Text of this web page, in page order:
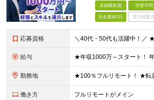
未経験歓迎 学歴不問
完全週休2日 賞与複数月
応募資格
給与
勤務地
働き方 フルリモートがメイン